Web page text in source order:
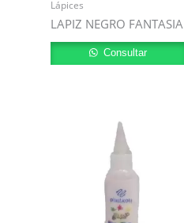
Lápices
LAPIZ NEGRO FANTASIA
Consultar